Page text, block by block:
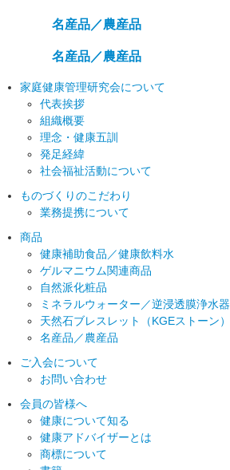
名産品／農産品
名産品／農産品
家庭健康管理研究会について
代表挨拶
組織概要
理念・健康五訓
発足経緯
社会福祉活動について
ものづくりのこだわり
業務提携について
商品
健康補助食品／健康飲料水
ゲルマニウム関連商品
自然派化粧品
ミネラルウォーター／逆浸透膜浄水器
天然石ブレスレット（KGEストーン）
名産品／農産品
ご入会について
お問い合わせ
会員の皆様へ
健康について知る
健康アドバイザーとは
商標について